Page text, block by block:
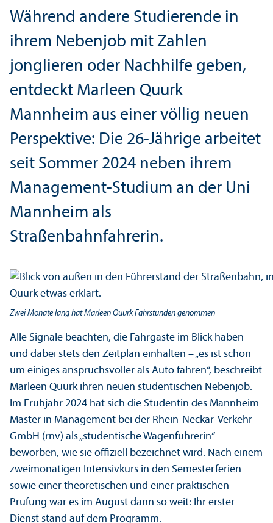
Während andere Studierende in
ihrem Nebenjob mit Zahlen
jonglieren oder Nachhilfe geben,
entdeckt Marleen Quurk
Mannheim aus einer völlig neuen
Perspektive: Die 26-Jährige arbeitet
seit Sommer 2024 neben ihrem
Management-Studium an der Uni
Mannheim als
Straßenbahnfahrerin.
Zwei Monate lang hat Marleen Quurk Fahrstunden genommen
Alle Signale beachten, die Fahrgäste im Blick haben
und dabei stets den Zeitplan einhalten – „es ist schon
um einiges anspruchsvoller als Auto fahren“, beschreibt
Marleen Quurk ihren neuen studentischen Nebenjob.
Im Frühjahr 2024 hat sich die Studentin des Mannheim
Master in Management bei der Rhein-Neckar-Verkehr
GmbH (rnv) als „studentische Wagenführerin“
beworben, wie sie offiziell bezeichnet wird. Nach einem
zweimonatigen Intensivkurs in den Semesterferien
sowie einer theoretischen und einer praktischen
Prüfung war es im August dann so weit: Ihr erster
Dienst stand auf dem Programm.